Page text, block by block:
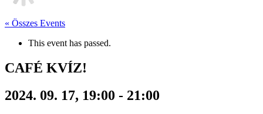
« Összes Events
This event has passed.
CAFÉ KVÍZ!
2024. 09. 17, 19:00 - 21:00